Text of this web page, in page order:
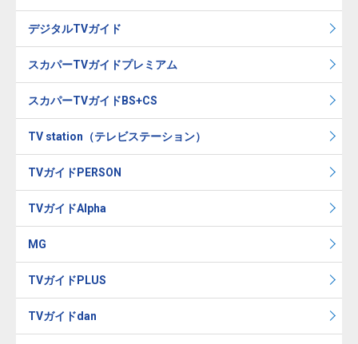
デジタルTVガイド
スカパーTVガイドプレミアム
スカパーTVガイドBS+CS
TV station（テレビステーション）
TVガイドPERSON
TVガイドAlpha
MG
TVガイドPLUS
TVガイドdan